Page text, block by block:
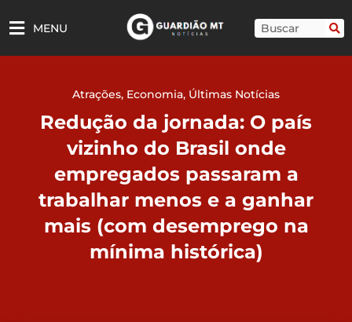
para
MENU Pesquisar
Atrações, Economia, Últimas Notícias
Redução da jornada: O país
vizinho do Brasil onde
empregados passaram a
trabalhar menos e a ganhar
mais (com desemprego na
mínima histórica)